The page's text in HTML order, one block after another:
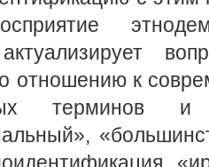
отношению к
терминов и